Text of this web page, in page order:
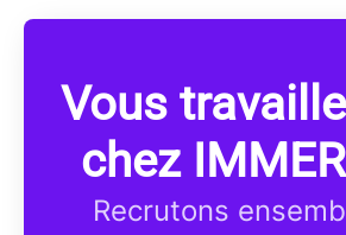
Vous
chez
Recrutons